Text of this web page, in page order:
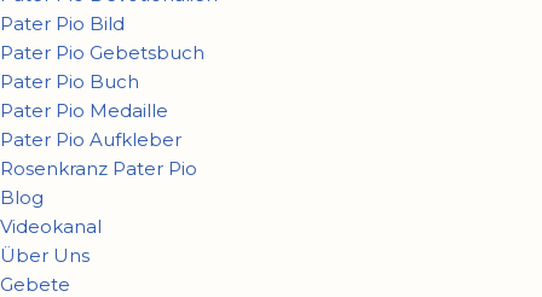
Pater Pio Bild
Pater Pio Gebetsbuch
Pater Pio Buch
Pater Pio Medaille
Pater Pio Aufkleber
Rosenkranz Pater Pio
Blog
Videokanal
Über Uns
Gebete